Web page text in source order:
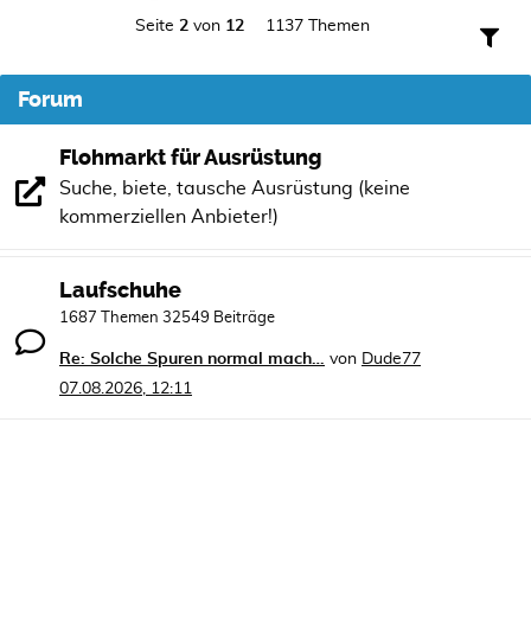
Seite 2 von 12 1137 Themen
Forum
Flohmarkt für Ausrüstung
Suche, biete, tausche Ausrüstung (keine
kommerziellen Anbieter!)
Laufschuhe
1687 Themen 32549 Beiträge
Re: Solche Spuren normal mach… von Dude77
07.08.2026, 12:11